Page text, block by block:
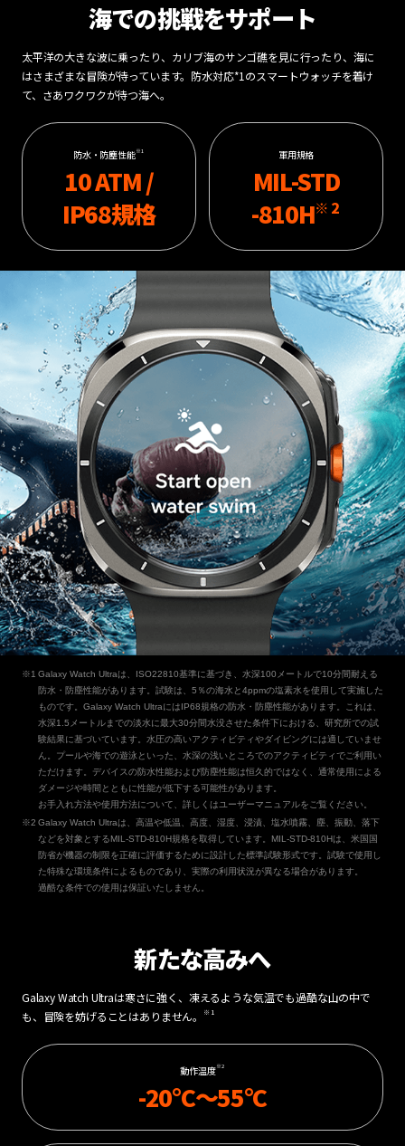
海での挑戦をサポート
太平洋の大きな波に乗ったり、カリブ海のサンゴ礁を見に行ったり、海に
はさまざまな冒険が待っています。防水対応*1のスマートウォッチを着け
て、さあワクワクが待つ海へ。
防水・防塵性能※1
10 ATM /
IP68規格
軍用規格
MIL-STD
-810H※2
Galaxy Watch Ultraは、ISO22810基準に基づき、水深100メートルで10分間耐える
防水・防塵性能があります。試験は、5％の海水と4ppmの塩素水を使用して実施した
ものです。Galaxy Watch UltraにはIP68規格の防水・防塵性能があります。これは、
水深1.5メートルまでの淡水に最大30分間水没させた条件下における、研究所での試
験結果に基づいています。水圧の高いアクティビティやダイビングには適していませ
ん。プールや海での遊泳といった、水深の浅いところでのアクティビティでご利用い
ただけます。デバイスの防水性能および防塵性能は恒久的ではなく、通常使用による
ダメージや時間とともに性能が低下する可能性があります。
お手入れ方法や使用方法について、詳しくはユーザーマニュアルをご覧ください。
Galaxy Watch Ultraは、高温や低温、高度、湿度、浸漬、塩水噴霧、塵、振動、落下
などを対象とするMIL-STD-810H規格を取得しています。MIL-STD-810Hは、米国国
防省が機器の制限を正確に評価するために設計した標準試験形式です。試験で使用し
た特殊な環境条件によるものであり、実際の利用状況が異なる場合があります。
過酷な条件での使用は保証いたしません。
新たな高みへ
Galaxy Watch Ultraは寒さに強く、凍えるような気温でも過酷な山の中で
も、冒険を妨げることはありません。
※1
動作温度※2
-20°C～55°C